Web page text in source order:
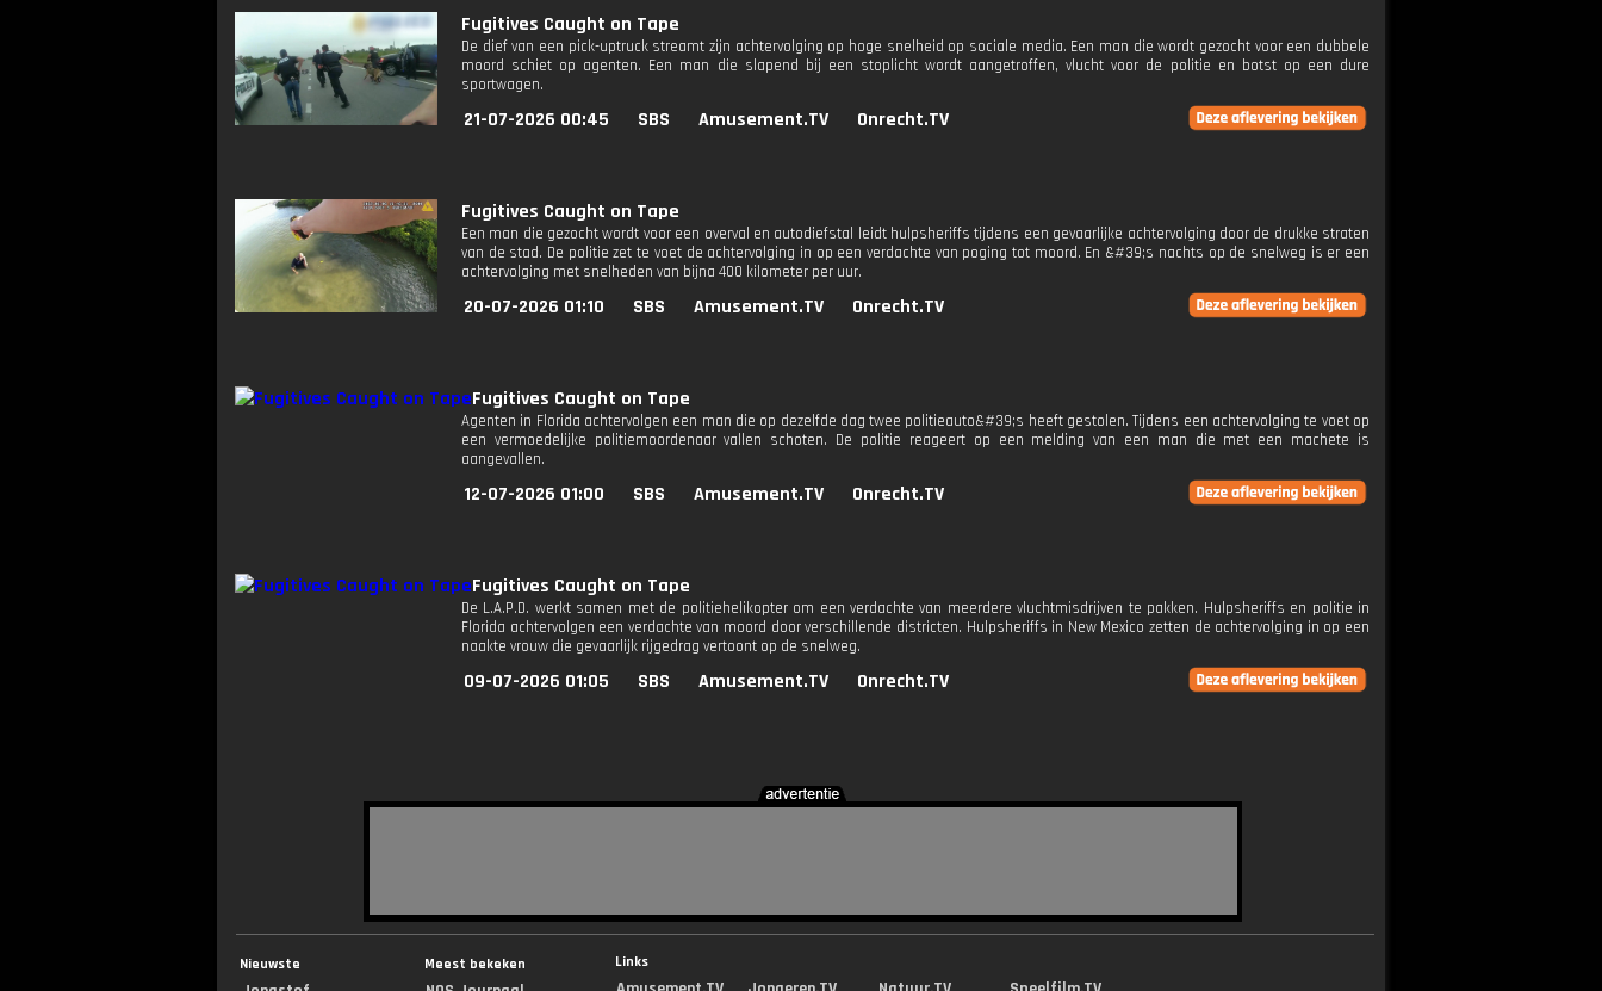
Fugitives Caught on Tape
De dief van een pick-uptruck streamt zijn achtervolging op hoge snelheid op sociale media. Een man die wordt gezocht voor een dubbele
moord schiet op agenten. Een man die slapend bij een stoplicht wordt aangetroffen, vlucht voor de politie en botst op een dure
sportwagen.
21-07-2026 00:45 SBS Amusement.TV Onrecht.TV
Fugitives Caught on Tape
Een man die gezocht wordt voor een overval en autodiefstal leidt hulpsheriffs tijdens een gevaarlijke achtervolging door de drukke straten
van de stad. De politie zet te voet de achtervolging in op een verdachte van poging tot moord. En &#39;s nachts op de snelweg is er een
achtervolging met snelheden van bijna 400 kilometer per uur.
20-07-2026 01:10 SBS Amusement.TV Onrecht.TV
Fugitives Caught on Tape
Agenten in Florida achtervolgen een man die op dezelfde dag twee politieauto&#39;s heeft gestolen. Tijdens een achtervolging te voet op
een vermoedelijke politiemoordenaar vallen schoten. De politie reageert op een melding van een man die met een machete is
aangevallen.
12-07-2026 01:00 SBS Amusement.TV Onrecht.TV
Fugitives Caught on Tape
De L.A.P.D. werkt samen met de politiehelikopter om een verdachte van meerdere vluchtmisdrijven te pakken. Hulpsheriffs en politie in
Florida achtervolgen een verdachte van moord door verschillende districten. Hulpsheriffs in New Mexico zetten de achtervolging in op een
naakte vrouw die gevaarlijk rijgedrag vertoont op de snelweg.
09-07-2026 01:05 SBS Amusement.TV Onrecht.TV
Nieuwste Meest bekeken Links